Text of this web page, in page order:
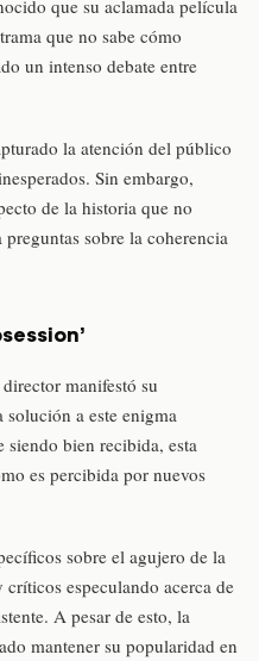
que su aclamada película
que no sabe cómo
un intenso debate entre
la atención del público
Sin embargo,
de la historia que no
sobre la coherencia
manifestó su
a este enigma
siendo bien recibida, esta
es percibida por nuevos
sobre el agujero de la
especulando acerca de
A pesar de esto, la
mantener su popularidad en